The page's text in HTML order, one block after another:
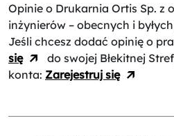
Opinie o Drukarnia Ortis Sp. z
inżynierów – obecnych i
Jeśli chcesz dodać opinię o
się
do swojej Błekitnej
konta: Zarejestruj się